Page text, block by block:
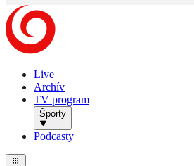
Live
Archív
TV program
Športy
Podcasty